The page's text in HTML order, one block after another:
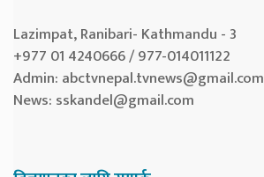
Lazimpat, Ranibari- Kathmandu - 3
+977 01 4240666 / 977-014011122
Admin: abctvnepal.tvnews@gmail.com
News: sskandel@gmail.com